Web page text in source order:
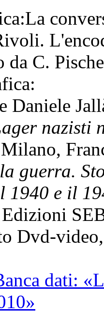
La
da C.
Daniele
nazisti
guerra.
1940 e il
Dvd-
dati: